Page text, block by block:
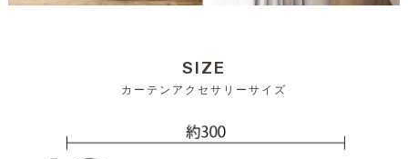
SIZE
カーテンアクセサリーサイズ